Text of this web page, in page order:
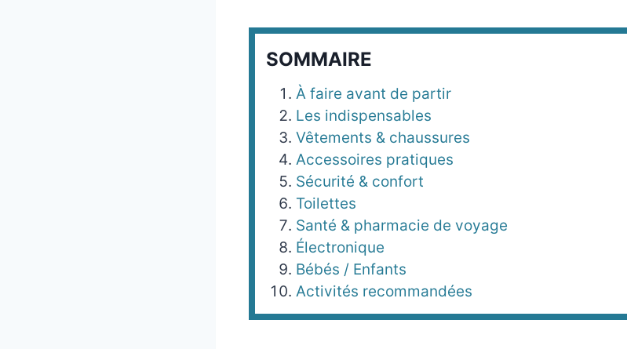
SOMMAIRE
À faire avant de partir
Les indispensables
Vêtements & chaussures
Accessoires pratiques
Sécurité & confort
Toilettes
Santé & pharmacie de voyage
Électronique
Bébés / Enfants
Activités recommandées